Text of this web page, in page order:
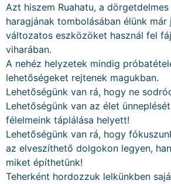
Azt hiszem Ruahatu, a
haragjának tombolásában élünk már
változatos eszközöket használ fel
viharában.
A nehéz helyzetek mindig
lehetőségeket rejtenek magukban.
Lehetőségünk van rá, hogy ne
Lehetőségünk van az élet
félelmeink táplálása helyett!
Lehetőségünk van rá, hogy
az elveszíthető dolgokon legyen,
miket építhetünk!
Teherként hordozzuk lelkünkben